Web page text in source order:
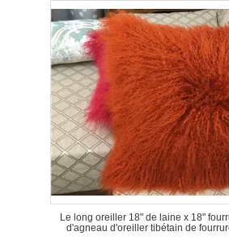
Le long oreiller 18" de laine x 18"
d'agneau d'oreiller tibétain de